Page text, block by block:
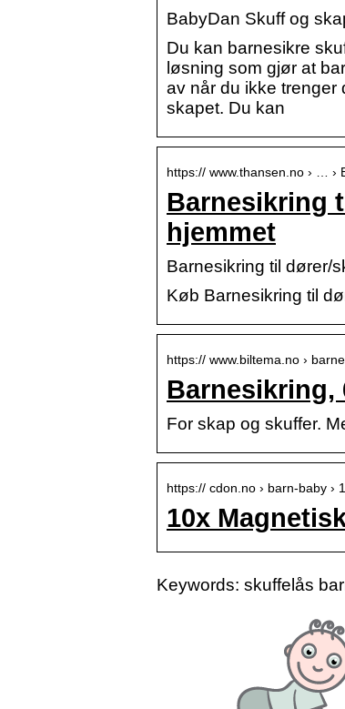
BabyDan Skuff og
Du kan barnesikre
løsning som gjør at
av når du ikke trenger
skapet. Du kan
https:// www.thansen.no › … ›
Barnesikring
hjemmet
Barnesikring til dører/
Køb Barnesikring til
https:// www.biltema.no ›
Barnesikring,
For skap og skuffer.
https:// cdon.no › barn-baby ›
10x
Keywords: skuffelås